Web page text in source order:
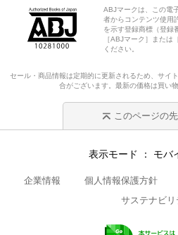
ABJマークは、この電
者からコンテンツ使用
を示す登録商標（登録
［ABJマーク］または
ください。
セール・商品情報は定期的に更新されるため、サイ
合がございます。最新の価格は買い
このページの
表示モード モバ
企業情報 個人情報保護方針
サステナビリ